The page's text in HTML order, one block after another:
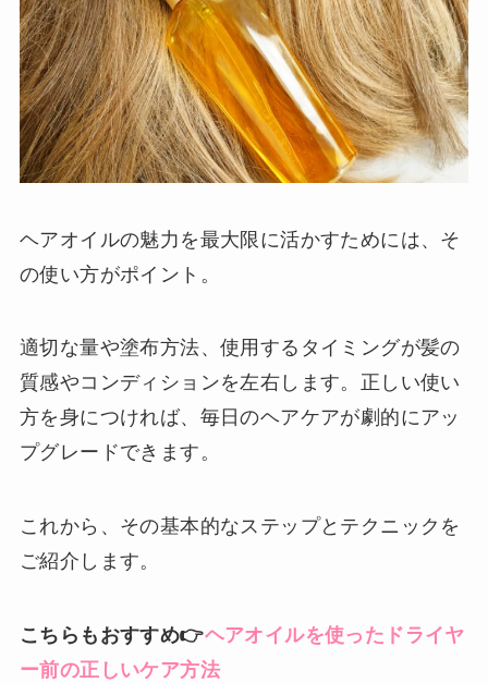
ヘアオイルの魅力を最大限に活かすためには、そ
の使い方がポイント。
適切な量や塗布方法、使用するタイミングが髪の
質感やコンディションを左右します。正しい使い
方を身につければ、毎日のヘアケアが劇的にアッ
プグレードできます。
これから、その基本的なステップとテクニックを
ご紹介します。
こちらもおすすめ👉ヘアオイルを使ったドライヤ
ー前の正しいケア方法